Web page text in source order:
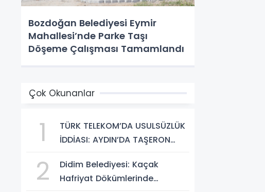
Bozdoğan Belediyesi Eymir
Mahallesi’nde Parke Taşı
Döşeme Çalışması Tamamlandı
Çok Okunanlar
1
TÜRK TELEKOM’DA USULSÜZLÜK
İDDİASI: AYDIN’DA TAŞERON
ARIYOR
2
Didim Belediyesi: Kaçak
Hafriyat Dökümlerinde